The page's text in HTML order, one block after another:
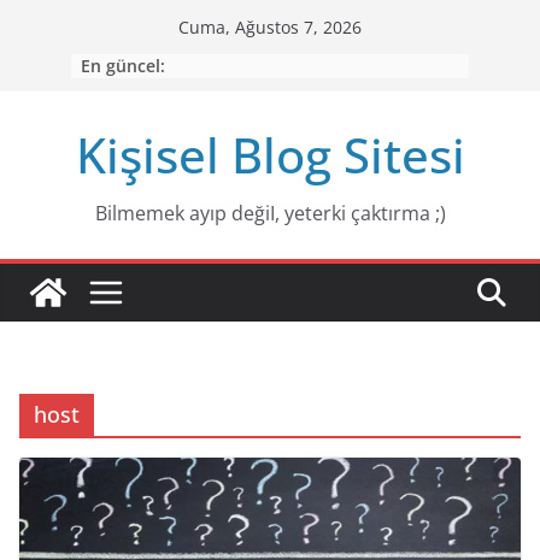
Cuma, Ağustos 7, 2026
En güncel:
Kişisel Blog Sitesi
Bilmemek ayıp değiI, yeterki çaktırma ;)
host